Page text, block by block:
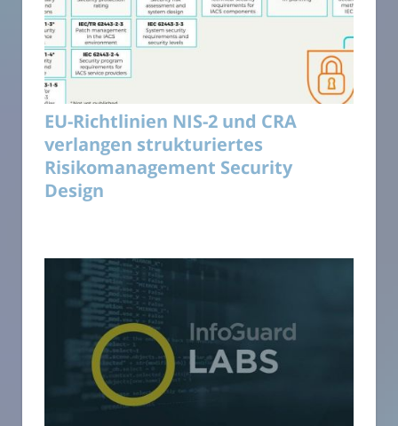
EU-Richtlinien NIS-2 und CRA
verlangen strukturiertes
Risikomanagement Security
Design